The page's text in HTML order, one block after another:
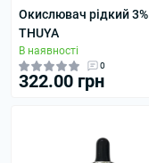
Окислювач рідкий 3%
THUYA
В наявності
0
322.00 грн